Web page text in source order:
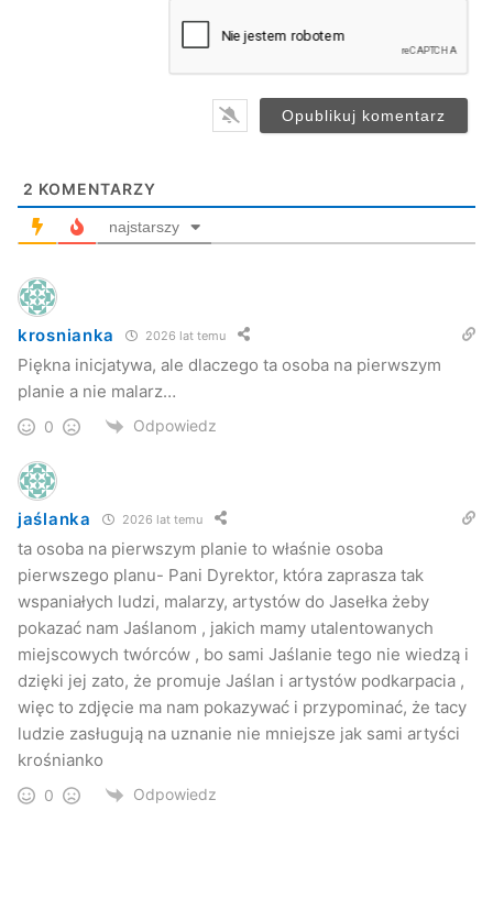
Hamada Jan JDK
Wystawa Malarstwa
2 KOMENTARZY
najstarszy
krosnianka 2026 lat temu
Piękna inicjatywa, ale dlaczego ta osoba na pierwszym
planie a nie malarz…
0 Odpowiedz
jaślanka 2026 lat temu
ta osoba na pierwszym planie to właśnie osoba
pierwszego planu- Pani Dyrektor, która zaprasza tak
wspaniałych ludzi, malarzy, artystów do Jasełka żeby
pokazać nam Jaślanom , jakich mamy utalentowanych
miejscowych twórców , bo sami Jaślanie tego nie wiedzą i
dzięki jej zato, że promuje Jaślan i artystów podkarpacia ,
więc to zdjęcie ma nam pokazywać i przypominać, że tacy
ludzie zasługują na uznanie nie mniejsze jak sami artyści
krośnianko
0 Odpowiedz